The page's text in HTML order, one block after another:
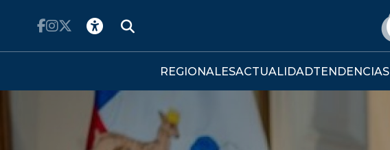
REGIONALESACTUALIDADTENDENCIAS